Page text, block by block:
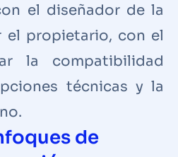
el diseñador de la
el propietario, con el
la compatibilidad
técnicas y la
de